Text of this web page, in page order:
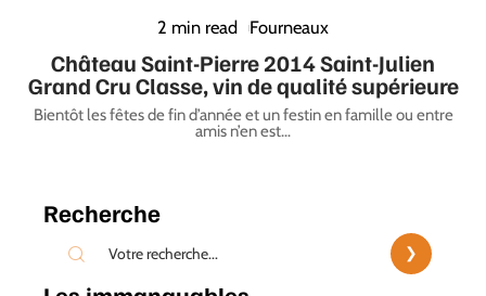
2 min read Fourneaux
Château Saint-Pierre 2014 Saint-Julien
Grand Cru Classe, vin de qualité supérieure
Bientôt les fêtes de fin d’année et un festin en famille ou entre
amis n’en est…
Recherche